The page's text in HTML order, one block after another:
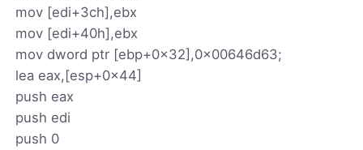
mov [edi+3ch],ebx
mov [edi+40h],ebx
mov dword ptr [ebp+0x32],0x00646d63;
lea eax,[esp+0x44]
push eax
push edi
push 0